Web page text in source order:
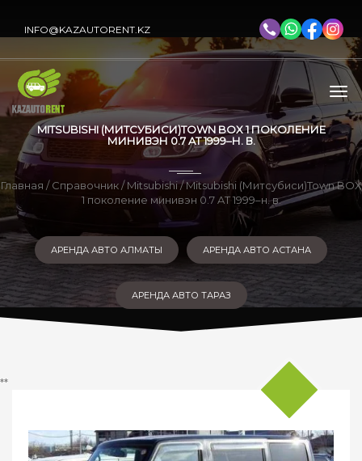
INFO@KAZAUTORENT.KZ
MITSUBISHI (МИТСУБИСИ)TOWN BOX 1 ПОКОЛЕНИЕ
МИНИВЭН 0.7 AT 1999–Н. В.
Главная /Справочник/Mitsubishi/ Mitsubishi (Митсубиси)Town BOX
1 поколение минивэн 0.7 AT 1999–н. в.
АРЕНДА АВТО АЛМАТЫ АРЕНДА АВТО АСТАНА
АРЕНДА АВТО ТАРАЗ
**